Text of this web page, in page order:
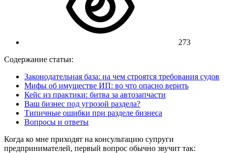
273
Содержание статьи:
Законодательная база: на чем строятся требования судов
Мифы об имуществе ИП: во что опасно верить
Кейс из практики: битва за автозапчасти
Ваш бизнес под угрозой раздела?
Типичные ошибки при разделе бизнеса
Вопросы и ответы
Когда ко мне приходят на консультацию супруги
предпринимателей, первый вопрос обычно звучит так: